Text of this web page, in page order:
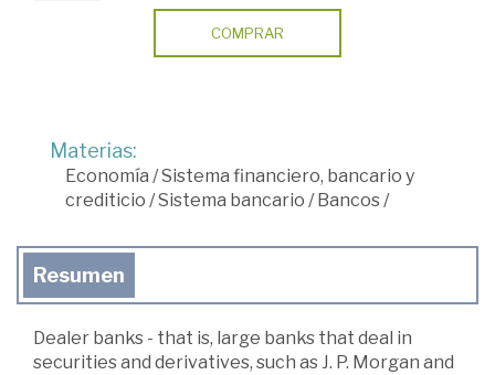
COMPRAR
Materias:
Economía /Sistema financiero, bancario y
crediticio /Sistema bancario /Bancos/
Resumen
Dealer banks - that is, large banks that deal in
securities and derivatives, such as J. P. Morgan and